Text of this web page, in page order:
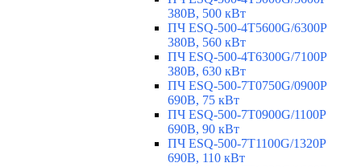
380В, 500 кВт
ПЧ ESQ-500-4T5600G/6300P
380В, 560 кВт
ПЧ ESQ-500-4T6300G/7100P
380В, 630 кВт
ПЧ ESQ-500-7T0750G/0900P
690В, 75 кВт
ПЧ ESQ-500-7T0900G/1100P
690В, 90 кВт
ПЧ ESQ-500-7T1100G/1320P
690В, 110 кВт